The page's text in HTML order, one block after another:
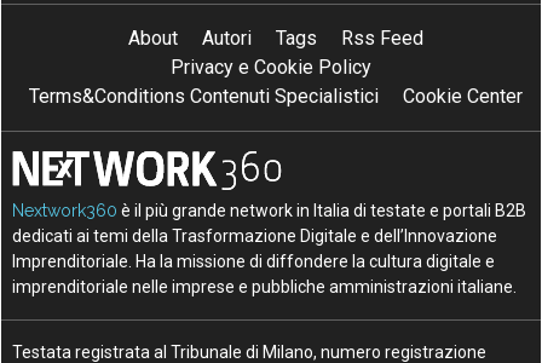
About Autori Tags
Rss Feed
Privacy e Cookie Policy
Terms&Conditions Contenuti Specialistici
Cookie Center
Nextwork360 è il più grande network in Italia di testate e portali B2B
dedicati ai temi della Trasformazione Digitale e dell’Innovazione
Imprenditoriale. Ha la missione di diffondere la cultura digitale e
imprenditoriale nelle imprese e pubbliche amministrazioni italiane.
Testata registrata al Tribunale di Milano, numero registrazione